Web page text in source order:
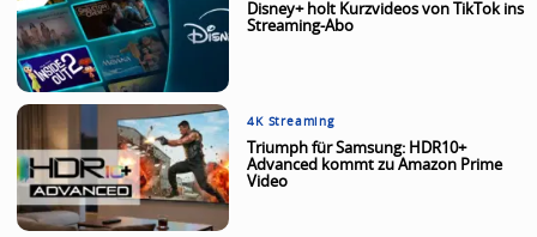
Disney+ holt Kurzvideos von TikTok ins
Streaming-Abo
4K Streaming
Triumph für Samsung: HDR10+
Advanced kommt zu Amazon Prime
Video